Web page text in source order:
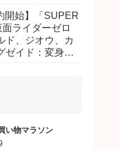
ver.)」「ユカイ
ギー」ほか豪華
開始】「SUPER
ライダーゼロ
ド、ジオウ、カ
ゼイド：変身ベ
い物マラソン